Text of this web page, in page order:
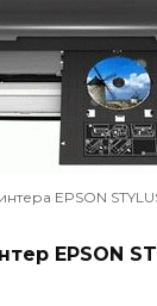
EPSON
EPSON